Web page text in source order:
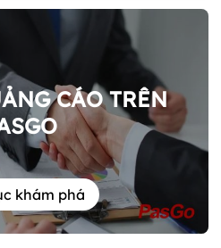
CÁO TRÊN
khám phá